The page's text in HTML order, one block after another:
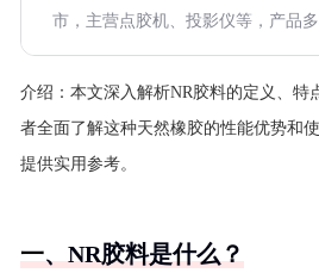
市，主营点胶机、投影仪等，产品多
介绍： 本文深入解析NR胶料的定义、特
者全面了解这种天然橡胶的性能优势和
提供实用参考。
一、NR胶料是什么？